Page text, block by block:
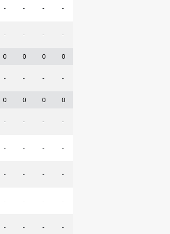
- - - -
- - - -
0 0 0 0
- - - -
0 0 0 0
- - - -
- - - -
- - - -
- - - -
- - - -